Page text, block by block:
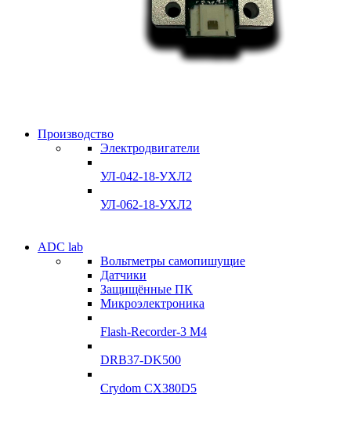
Производство
Электродвигатели
УЛ-042-18-УХЛ2
УЛ-062-18-УХЛ2
УЛ-04 УЛ-06
ADC lab
Вольтметры самопишущие
Датчики
Защищённые ПК
Микроэлектроника
Flash-Recorder-3 М4
DRB37-DK500
Crydom CX380D5